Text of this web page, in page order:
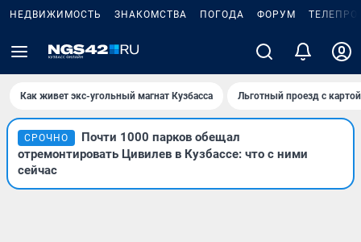
НЕДВИЖИМОСТЬ ЗНАКОМСТВА ПОГОДА ФОРУМ
Как живет экс-угольный магнат Кузбасса Льготный проезд с
СРОЧНО
Почти 1000 парков обещал
отремонтировать Цивилев в Кузбассе: что с ними
сейчас